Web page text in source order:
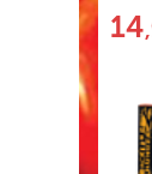
14